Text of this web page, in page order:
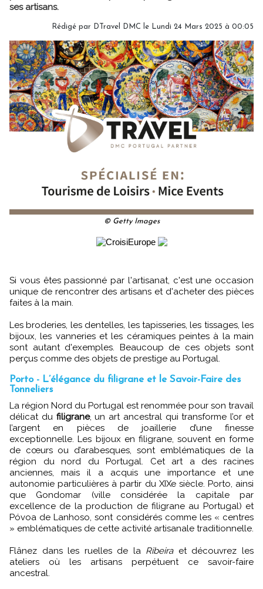
ses artisans.
Rédigé par DTravel DMC le Lundi 24 Mars 2025 à 00:05
© Getty Images
Si vous êtes passionné par l'artisanat, c'est une occasion
unique de rencontrer des artisans et d'acheter des pièces
faites à la main.
Les broderies, les dentelles, les tapisseries, les tissages, les
bijoux, les vanneries et les céramiques peintes à la main
sont autant d'exemples. Beaucoup de ces objets sont
perçus comme des objets de prestige au Portugal.
Porto - L’élégance du filigrane et le Savoir-Faire des
Tonneliers
La région Nord du Portugal est renommée pour son travail
délicat du filigrane, un art ancestral qui transforme l’or et
l’argent en pièces de joaillerie d’une finesse
exceptionnelle. Les bijoux en filigrane, souvent en forme
de cœurs ou d’arabesques, sont emblématiques de la
région du nord du Portugal. Cet art a des racines
anciennes, mais il a acquis une importance et une
autonomie particulières à partir du XIXe siècle. Porto, ainsi
que Gondomar (ville considérée la capitale par
excellence de la production de filigrane au Portugal) et
Póvoa de Lanhoso, sont considérés comme les « centres
» emblématiques de cette activité artisanale traditionnelle.
Flânez dans les ruelles de la Ribeiraet découvrez les
ateliers où les artisans perpétuent ce savoir-faire
ancestral.